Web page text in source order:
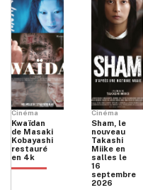
Cinéma
Kwaïdan
de Masaki
Kobayashi
restauré
en 4k
Cinéma
Sham, le
nouveau
Takashi
Miike en
salles le
16
septembre
2026